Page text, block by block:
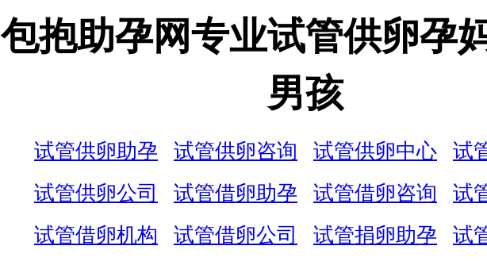
包抱助孕网专业试管供卵孕
男孩
试管供卵助孕 试管供卵咨询 试管供卵中心
试
试管供卵公司
试管借卵助孕 试管借卵咨询
试
试管借卵机构
试管借卵公司 试管捐卵助孕
试